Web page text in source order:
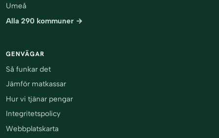
Umeå
Alla 290 kommuner →
GENVÄGAR
Så funkar det
Jämför matkassar
Hur vi tjänar pengar
Integritetspolicy
Webbplatskarta